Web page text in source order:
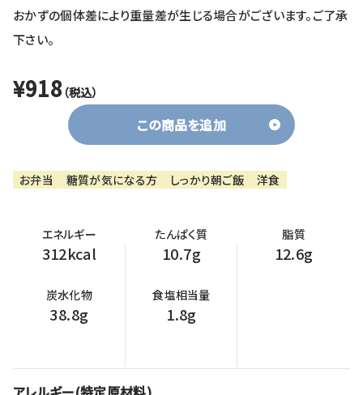
おかずの個体差により重量差が生じる場合がございます。ご了承
下さい。
¥918 （税込）
この商品を追加
お弁当 糖質が気になる方 しっかり朝ご飯 洋食
エネルギー
312kcal
たんぱく質
10.7g
脂質
12.6g
炭水化物
38.8g
食塩相当量
1.8g